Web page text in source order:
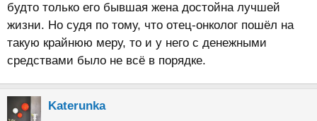
будто только его бывшая жена достойна лучшей
жизни. Но судя по тому, что отец-онколог пошёл на
такую крайнюю меру, то и у него с денежными
средствами было не всё в порядке.
Katerunka